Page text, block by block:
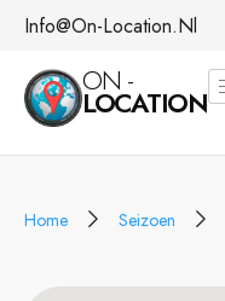
Info@on-Location.nl
ON -
LOCATION
Home Seizoen